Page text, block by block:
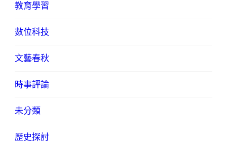
教育學習
數位科技
文藝春秋
時事評論
未分類
歷史探討